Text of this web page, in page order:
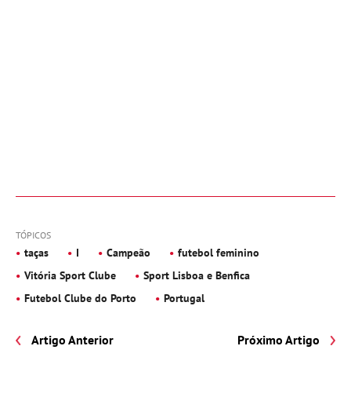
TÓPICOS
taças I Campeão
futebol feminino
Vitória Sport Clube
Sport Lisboa e Benfica
Futebol Clube do Porto
Portugal
Artigo Anterior Próximo Artigo